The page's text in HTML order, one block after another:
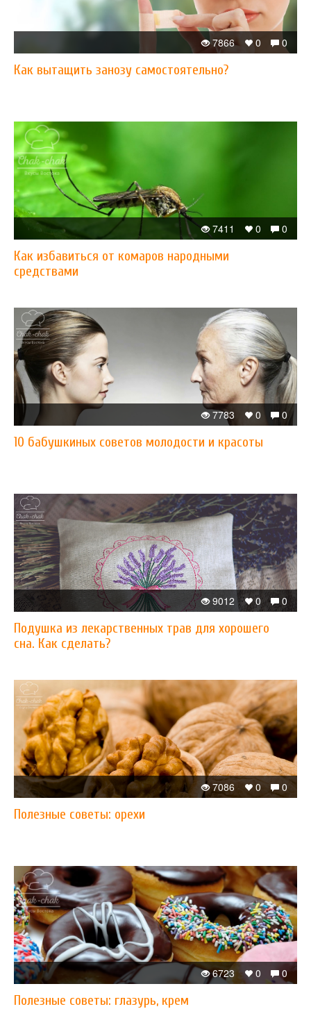
0
0
7866
Как вытащить занозу самостоятельно?
0
0
7411
Как избавиться от комаров народными
средствами
0
0
7783
10 бабушкиных советов молодости и красоты
0
0
9012
Подушка из лекарственных трав для хорошего
сна. Как сделать?
0
0
7086
Полезные советы: орехи
0
0
6723
Полезные советы: глазурь, крем